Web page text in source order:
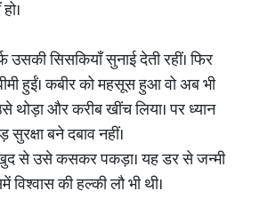
उसकी सिसकियाँ सुनाई देती रहीं। फिर
हुईं। कबीर को महसूस हुआ वो अब भी
थोड़ा और करीब खींच लिया। पर ध्यान
बने दबाव नहीं।
खुद से उसे कसकर पकड़ा। यह डर से जन्मी
विश्वास की हल्की लौ भी थी।